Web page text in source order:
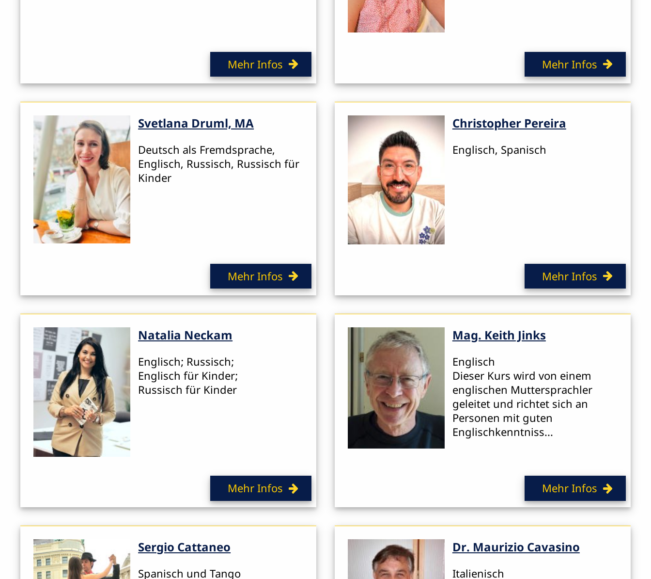
Mehr Infos Mehr Infos
Svetlana Druml, MA
Deutsch als Fremdsprache,
Englisch, Russisch, Russisch für
Kinder
Mehr Infos
Christopher Pereira
Englisch, Spanisch
Mehr Infos
Natalia Neckam
Englisch; Russisch;
Englisch für Kinder;
Russisch für Kinder
Mehr Infos
Mag. Keith Jinks
Englisch
Dieser Kurs wird von einem
englischen Muttersprachler
geleitet und richtet sich an
Personen mit guten
Englischkenntniss...
Mehr Infos
Sergio Cattaneo
Spanisch und Tango
Dr. Maurizio Cavasino
Italienisch